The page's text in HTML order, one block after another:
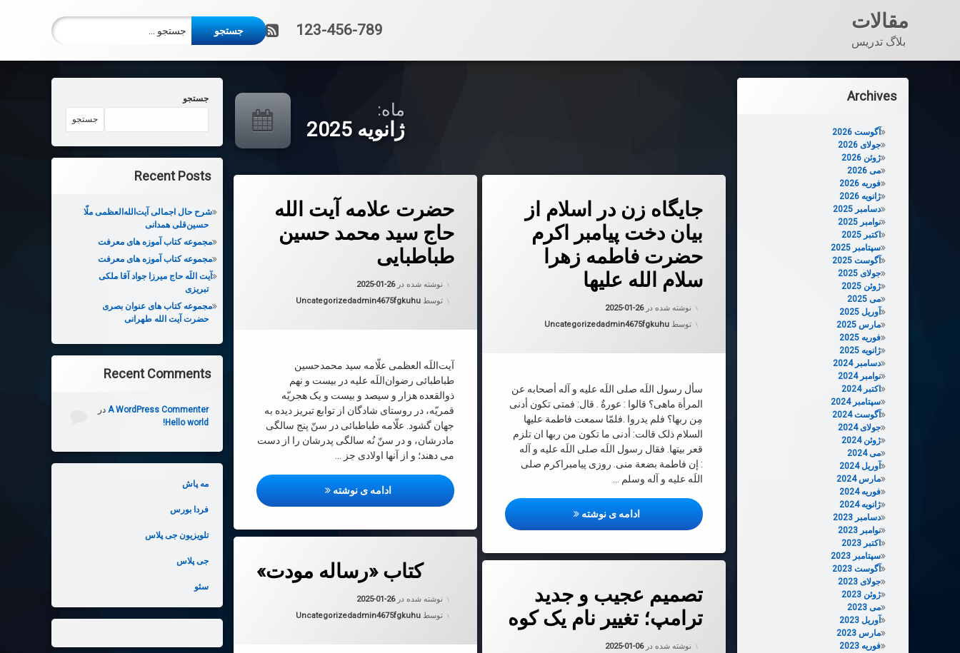
مقالات
بلاگ تدریس
تلفن:
123-456-789 آر اس اس
جستجو برای:
ماه:
ژانویه 2025
حضرت علامه آیت الله
حاج سید محمد حسین
طباطبایی
نوشته شده در2025-01-26
توسط admin4675fgkuhuدسته بندی ها:
Uncategorized
آیت‌اللَه العظمی علّامه سید محمدحسین
طباطبائی رضوان‌اللَه ‌علیه در بيست و نهم
ذوالقعده هزار و سيصد و بيست و يک هجريّه
قمريّه، در روستاى شادگان از توابع تبريز دیده به
جهان گشود. علّامه طباطبائى‌ در سنّ پنج سالگى
مادرشان، و در سنّ نُه سالگى پدرشان را از دست
می دهند؛ و از آنها اولادى جز …
ادامه ی نوشته حضرت علامه آیت الله حاج سید محمد حسین طباطبایی
جایگاه زن در اسلام از
بیان دخت پیامبر اکرم
حضرت فاطمه زهرا
سلام الله علیها
نوشته شده در2025-01-26
توسط admin4675fgkuhuدسته بندی ها:
Uncategorized
سأل رسول اللَه صلی اللَه علیه و آله أصحابه عن
المرأة ماهی؟ قالوا : عورةٌ . قال: فمتی تکون أدنی
مِن ربها؟ فلم یدروا .فلمّا سمعت فاطمة علیها
السلام ذلک قالت: أدنی ما تکون من ربها ان تلزم
قعر بیتها. فقال رسول اللَه صلی اللَه علیه و آله
: إن فاطمة بضعة منی. روزی پیامبراکرم صلی
اللَه علیه و آله وسلم …
ادامه ی نوشته جایگاه زن در اسلام از بیان دخت پیامبر اکرم حضرت فاطمه زهرا سلام الله علیها
کتاب «رساله مودت»
نوشته شده در2025-01-26
توسط admin4675fgkuhuدسته بندی ها:
Uncategorized
تصمیم عجیب و جدید
ترامپ؛ تغییر نام یک کوه
نوشته شده در2025-01-06
جستجو
جستجو
Recent Posts
شرح حال اجمالی آیت‌الله‌العظمی ملّا
حسین‌قلی همدانی
مجموعه کتاب آموزه های معرفت
مجموعه کتاب آموزه های معرفت
آیت اللَه حاج میرزا جواد آقا ملکی
تبریزی
مجموعه کتاب های عنوان بصری
حضرت آیت الله طهرانی
Recent Comments
A WordPress Commenter در
Hello world!
مه پاش
فردا بورس
تلویزیون جی پلاس
جی پلاس
سئو
Archives
آگوست 2026
جولای 2026
ژوئن 2026
می 2026
فوریه 2026
ژانویه 2026
دسامبر 2025
نوامبر 2025
اکتبر 2025
سپتامبر 2025
آگوست 2025
جولای 2025
ژوئن 2025
می 2025
آوریل 2025
مارس 2025
فوریه 2025
ژانویه 2025
دسامبر 2024
نوامبر 2024
اکتبر 2024
سپتامبر 2024
آگوست 2024
جولای 2024
ژوئن 2024
می 2024
آوریل 2024
مارس 2024
فوریه 2024
ژانویه 2024
دسامبر 2023
نوامبر 2023
اکتبر 2023
سپتامبر 2023
آگوست 2023
جولای 2023
ژوئن 2023
می 2023
آوریل 2023
مارس 2023
فوریه 2023